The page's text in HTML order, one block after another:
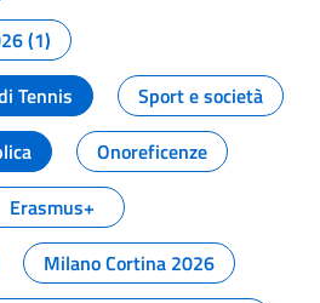
(1)
Tennis
Sport e società
Onoreficenze
Erasmus+
Milano Cortina 2026